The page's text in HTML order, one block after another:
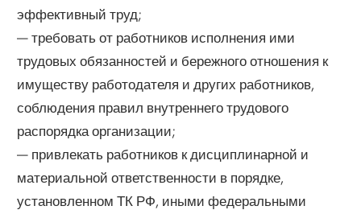
эффективный труд;
— требовать от работников исполнения ими
трудовых обязанностей и бережного отношения к
имуществу работодателя и других работников,
соблюдения правил внутреннего трудового
распорядка организации;
— привлекать работников к дисциплинарной и
материальной ответственности в порядке,
установленном ТК РФ, иными федеральными